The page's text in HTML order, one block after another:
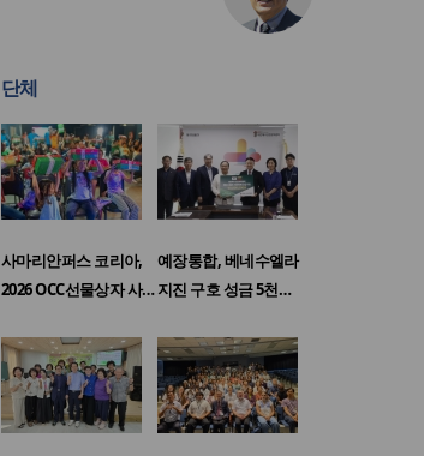
단체
사마리안퍼스 코리아,
2026 OCC선물상자 사…
예장통합, 베네수엘라
지진 구호 성금 5천…